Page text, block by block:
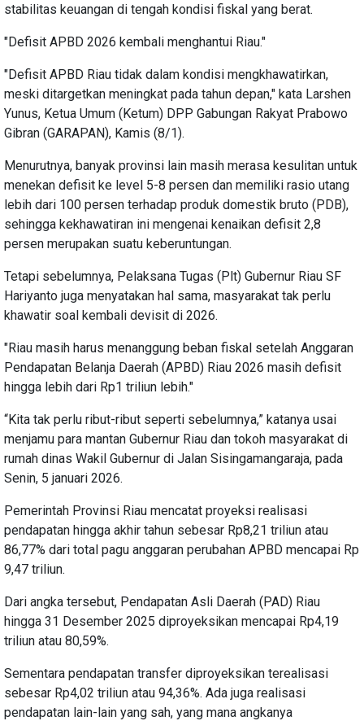
stabilitas keuangan di tengah kondisi fiskal yang berat.
"Defisit APBD 2026 kembali menghantui Riau."
"Defisit APBD Riau tidak dalam kondisi mengkhawatirkan,
meski ditargetkan meningkat pada tahun depan," kata Larshen
Yunus, Ketua Umum (Ketum) DPP Gabungan Rakyat Prabowo
Gibran (GARAPAN), Kamis (8/1).
Menurutnya, banyak provinsi lain masih merasa kesulitan untuk
menekan defisit ke level 5-8 persen dan memiliki rasio utang
lebih dari 100 persen terhadap produk domestik bruto (PDB),
sehingga kekhawatiran ini mengenai kenaikan defisit 2,8
persen merupakan suatu keberuntungan.
Tetapi sebelumnya, Pelaksana Tugas (Plt) Gubernur Riau SF
Hariyanto juga menyatakan hal sama, masyarakat tak perlu
khawatir soal kembali devisit di 2026.
"Riau masih harus menanggung beban fiskal setelah Anggaran
Pendapatan Belanja Daerah (APBD) Riau 2026 masih defisit
hingga lebih dari Rp1 triliun lebih."
“Kita tak perlu ribut-ribut seperti sebelumnya,” katanya usai
menjamu para mantan Gubernur Riau dan tokoh masyarakat di
rumah dinas Wakil Gubernur di Jalan Sisingamangaraja, pada
Senin, 5 januari 2026.
Pemerintah Provinsi Riau mencatat proyeksi realisasi
pendapatan hingga akhir tahun sebesar Rp8,21 triliun atau
86,77% dari total pagu anggaran perubahan APBD mencapai Rp
9,47 triliun.
Dari angka tersebut, Pendapatan Asli Daerah (PAD) Riau
hingga 31 Desember 2025 diproyeksikan mencapai Rp4,19
triliun atau 80,59%.
Sementara pendapatan transfer diproyeksikan terealisasi
sebesar Rp4,02 triliun atau 94,36%. Ada juga realisasi
pendapatan lain-lain yang sah, yang mana angkanya